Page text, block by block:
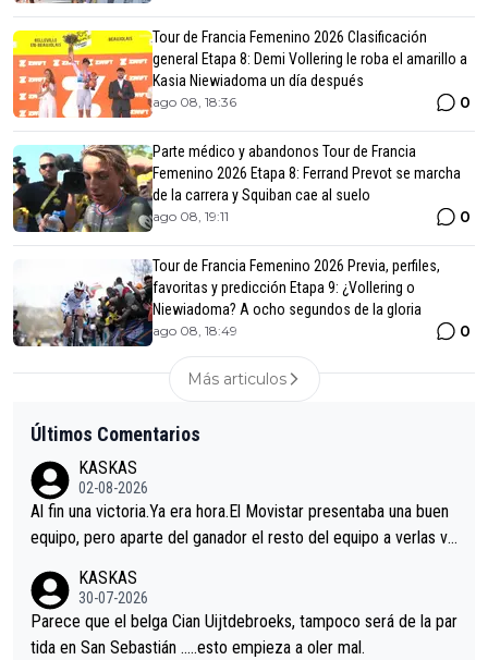
Tour de Francia Femenino 2026 Clasificación
general Etapa 8: Demi Vollering le roba el amarillo a
Kasia Niewiadoma un día después
ago 08, 18:36 0
Parte médico y abandonos Tour de Francia
Femenino 2026 Etapa 8: Ferrand Prevot se marcha
de la carrera y Squiban cae al suelo
ago 08, 19:11 0
Tour de Francia Femenino 2026 Previa, perfiles,
favoritas y predicción Etapa 9: ¿Vollering o
Niewiadoma? A ocho segundos de la gloria
ago 08, 18:49 0
Más articulos
Últimos Comentarios
KASKAS
02-08-2026
Al fin una victoria.Ya era hora.El Movistar presentaba una buen
equipo, pero aparte del ganador el resto del equipo a verlas ve
s.La única buena noticia es la mejoría de Enric Más en San Seb
astian.Si en la Vuelta a Burgos sigue la mejoría, podríamos ten
er alguna sorpresa en la Vuelta.Ojalá.
KASKAS
30-07-2026
Parece que el belga Cian Uijtdebroeks, tampoco será de la par
tida en San Sebastián …..esto empieza a oler mal.